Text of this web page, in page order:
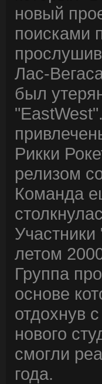
новый
поисками
Лас-
был
Рикки
релизом
Команда
летом
Группа
основе
отдохнув
нового
смогли
года.